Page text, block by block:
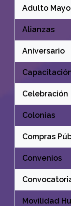
Adulto
Alianzas
Aniversario
Celebración
Colonias
Compras
Convenios
Movilidad